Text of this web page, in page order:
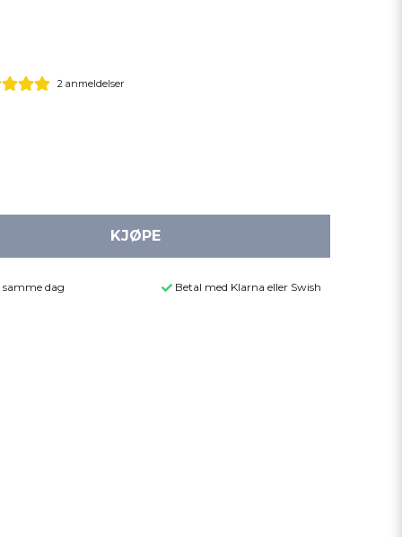
2 anmeldelser
KJØPE
samme dag Betal med Klarna eller Swish